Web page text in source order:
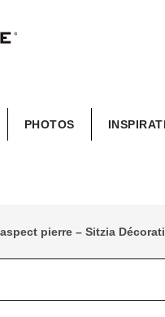
PHOTOS
pierre – Sitzia